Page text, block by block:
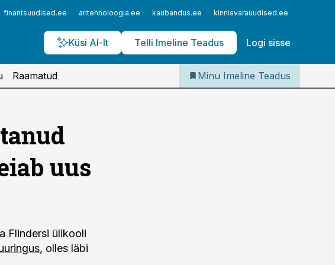
finantsuudised.ee aritehnoloogia.ee kaubandus.ee kinnisvarauudised.ee
Küsi AI-lt Telli Imeline Teadus Logi sisse
Iseteenindus
Telli Imeline Teadus
Raamatud Minu Imeline Teadus
uus
Flindersi ülikooli
, olles läbi